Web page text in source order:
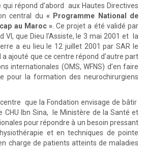
répond d’abord aux Hautes Directives
central du « Programme National de
au Maroc ». Ce projet a été validé par
VI, que Dieu l’Assiste, le 3 mai 2001 et la
a eu lieu le 12 juillet 2001 par SAR le
a ajouté que ce centre répond d’autre part
internationales (OMS, WFNS) d’en faire
pour la formation des neurochirurgiens
que la Fondation envisage de bâtir
CHU Ibn Sina, le Ministère de la Santé et
pour répondre à un besoin pressant
et en techniques de pointe
charge de patients atteints de maladies